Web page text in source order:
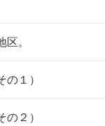
。
１）
２）